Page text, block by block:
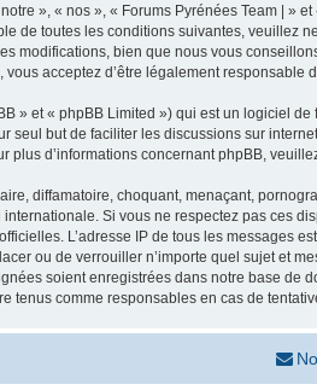
», « nos », « Forums Pyrénées Team | »
de toutes les conditions suivantes, veuillez
modifications, bien que nous vous
acceptez d’être légalement responsable
» et « phpBB Limited ») qui est un logiciel
seul but de faciliter les discussions sur
plus d’informations concernant phpBB,
diffamatoire, choquant, menaçant,
Si vous ne respectez pas ces
L’adresse IP de tous les messages
ou de verrouiller n’importe quel sujet et
soient enregistrées dans notre base
tenus comme responsables en cas de